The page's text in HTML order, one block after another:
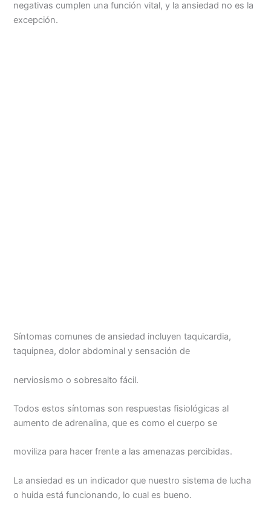
negativas cumplen una función vital, y la ansiedad no es la
excepción.
Síntomas comunes de ansiedad incluyen taquicardia,
taquipnea, dolor abdominal y sensación de
nerviosismo o sobresalto fácil.
Todos estos síntomas son respuestas fisiológicas al
aumento de adrenalina, que es como el cuerpo se
moviliza para hacer frente a las amenazas percibidas.
La ansiedad es un indicador que nuestro sistema de lucha
o huida está funcionando, lo cual es bueno.